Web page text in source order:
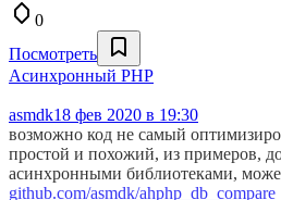
0
Посмотреть
Aсинхронный PHP
asmdk18 фев 2020 в 19:30
возможно код не самый
простой и похожий, из примеров,
асинхронными библиотеками,
github.com/asmdk/ahphp_db_compare